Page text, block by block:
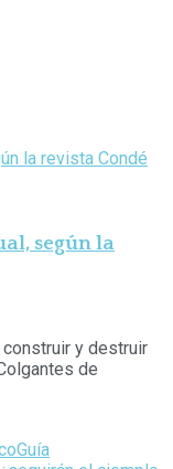
según la
y destruir
de